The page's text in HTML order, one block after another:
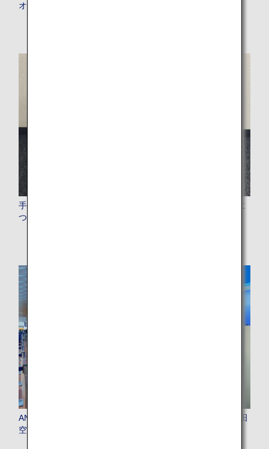
オンラインチェックイン
手荷物について（お預けのお手続きや機内持ち込み、検査に
ついて）
ANA BAGGAGE DROP（自動手荷物預け機）のご案内 羽田
空港・新千歳空港・福岡空港・那覇空港・伊丹空港